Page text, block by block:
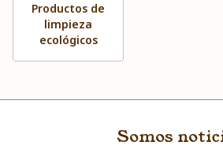
Productos de
limpieza
ecológicos
Somos